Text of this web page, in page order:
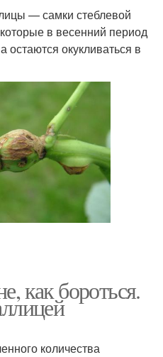
— самки стеблевой
в весенний период
окукливаться в
как бороться.
количества